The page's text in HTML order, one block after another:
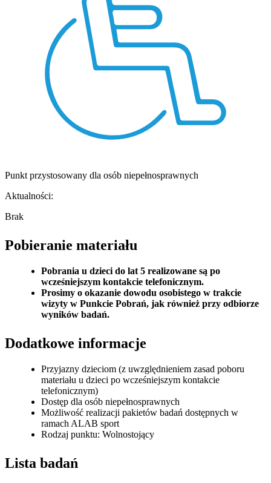
Punkt przystosowany dla osób niepełnosprawnych
Aktualności:
Brak
Pobieranie materiału
Pobrania u dzieci do lat 5 realizowane są po
wcześniejszym kontakcie telefonicznym.
Prosimy o okazanie dowodu osobistego w trakcie
wizyty w Punkcie Pobrań, jak również przy odbiorze
wyników badań.
Dodatkowe informacje
Przyjazny dzieciom (z uwzględnieniem zasad poboru
materiału u dzieci po wcześniejszym kontakcie
telefonicznym)
Dostęp dla osób niepełnosprawnych
Możliwość realizacji pakietów badań dostępnych w
ramach ALAB sport
Rodzaj punktu: Wolnostojący
Lista badań